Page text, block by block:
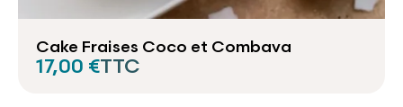
Cake Fraises Coco et Combava
17,00 €TTC